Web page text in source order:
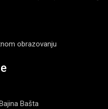
obrazovanju
Bašta